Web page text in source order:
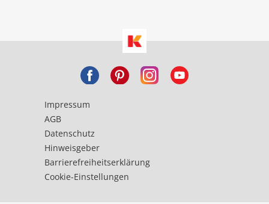
Impressum
AGB
Datenschutz
Hinweisgeber
Barrierefreiheitserklärung
Cookie-Einstellungen